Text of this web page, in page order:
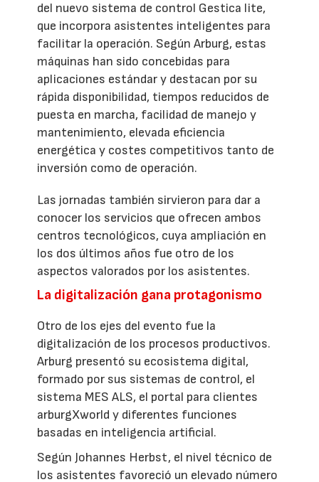
del nuevo sistema de control Gestica lite,
que incorpora asistentes inteligentes para
facilitar la operación. Según Arburg, estas
máquinas han sido concebidas para
aplicaciones estándar y destacan por su
rápida disponibilidad, tiempos reducidos de
puesta en marcha, facilidad de manejo y
mantenimiento, elevada eficiencia
energética y costes competitivos tanto de
inversión como de operación.
Las jornadas también sirvieron para dar a
conocer los servicios que ofrecen ambos
centros tecnológicos, cuya ampliación en
los dos últimos años fue otro de los
aspectos valorados por los asistentes.
La digitalización gana protagonismo
Otro de los ejes del evento fue la
digitalización de los procesos productivos.
Arburg presentó su ecosistema digital,
formado por sus sistemas de control, el
sistema MES ALS, el portal para clientes
arburgXworld y diferentes funciones
basadas en inteligencia artificial.
Según Johannes Herbst, el nivel técnico de
los asistentes favoreció un elevado número